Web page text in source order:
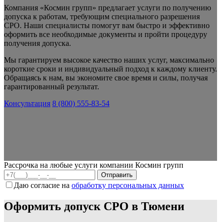
Компания «Космин групп» предлагает услуги по получению
допуска к работам, требующим специального разрешения
СРО. Наши специалисты помогут вам быстро и эффективно
оформить все необходимые документы и пройти процедуру
получения допуска.
Мы гарантируем высокое качество наших услуг, максимально
короткие сроки и индивидуальный подход к каждому клиенту.
Обращаясь к нам, вы экономите свое время и силы, получая
гарантированный результат.
Консультация 8 (800) 555-83-54
Рассрочка на любые услуги компании Космин групп
Даю согласие на обработку персональных данных
Оформить допуск СРО в Тюмени